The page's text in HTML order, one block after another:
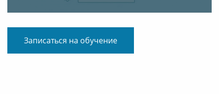
Записаться на обучение